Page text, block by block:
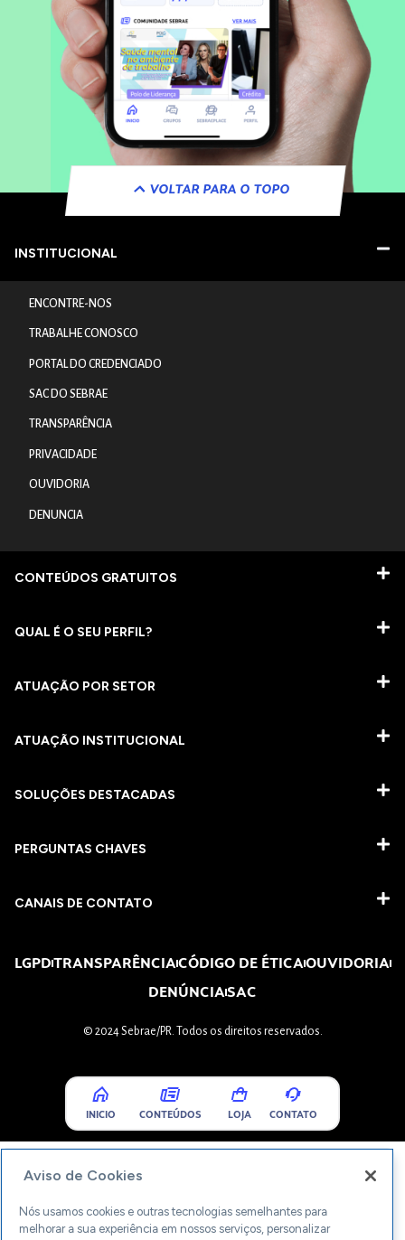
VOLTAR PARA O TOPO
INSTITUCIONAL
ENCONTRE-NOS
TRABALHE CONOSCO
PORTAL DO CREDENCIADO
SAC DO SEBRAE
TRANSPARÊNCIA
PRIVACIDADE
OUVIDORIA
DENUNCIA
CONTEÚDOS GRATUITOS
QUAL É O SEU PERFIL?
ATUAÇÃO POR SETOR
ATUAÇÃO INSTITUCIONAL
SOLUÇÕES DESTACADAS
PERGUNTAS CHAVES​
CANAIS DE CONTATO
LGPDTRANSPARÊNCIACÓDIGO DE ÉTICAOUVIDORIA
DENÚNCIASAC
© 2024 Sebrae/PR. Todos os direitos reservados.
INICIO CONTEÚDOS LOJA CONTATO
Aviso de Cookies
Nós usamos cookies e outras tecnologias semelhantes para
melhorar a sua experiência em nossos serviços, personalizar